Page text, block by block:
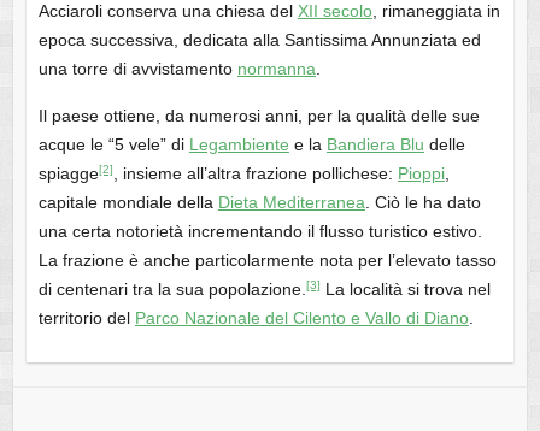
Acciaroli conserva una chiesa del XII secolo, rimaneggiata in
epoca successiva, dedicata alla Santissima Annunziata ed
una torre di avvistamento normanna
Il paese ottiene, da numerosi anni, per la qualità delle sue
acque le “5 vele” di Legambiente e la Bandiera Blu delle
spiagge[2] , insieme all’altra frazione pollichese: Pioppi,
capitale mondiale della Dieta Mediterranea . Ciò le ha dato
una certa notorietà incrementando il flusso turistico estivo.
La frazione è anche particolarmente nota per l’elevato tasso
di centenari tra la sua popolazione. [3] La località si trova nel
territorio del Parco Nazionale del Cilento e Vallo di Diano.